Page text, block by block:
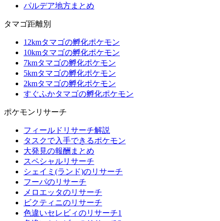
パルデア地方まとめ
タマゴ距離別
12kmタマゴの孵化ポケモン
10kmタマゴの孵化ポケモン
7kmタマゴの孵化ポケモン
5kmタマゴの孵化ポケモン
2kmタマゴの孵化ポケモン
すぐふかタマゴの孵化ポケモン
ポケモンリサーチ
フィールドリサーチ解説
タスクで入手できるポケモン
大発見の報酬まとめ
スペシャルリサーチ
シェイミ(ランド)のリサーチ
フーパのリサーチ
メロエッタのリサーチ
ビクティニのリサーチ
色違いセレビィのリサーチ1